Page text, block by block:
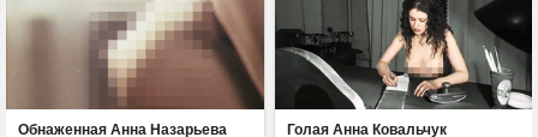
Обнаженная Анна Назарьева Голая Анна Ковальчук